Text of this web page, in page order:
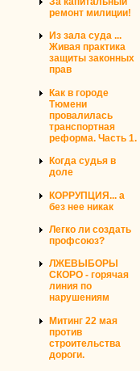
ремонт милиции!
Из зала суда ...
Живая практика
защиты законных
прав
Как в городе
Тюмени
провалилась
транспортная
реформа. Часть 1.
Когда судья в
доле
КОРРУПЦИЯ... а
без нее никак
Легко ли создать
профсоюз?
ЛЖЕВЫБОРЫ
СКОРО - горячая
линия по
нарушениям
Митинг 22 мая
против
строительства
дороги.